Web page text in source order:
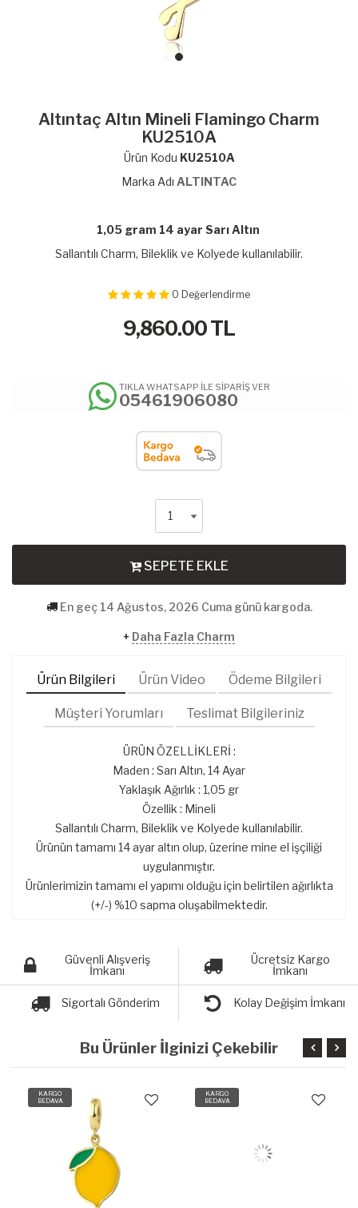
Altıntaç Altın Mineli Flamingo Charm
KU2510A
Ürün Kodu KU2510A
Marka Adı ALTINTAC
1,05 gram 14 ayar Sarı Altın
Sallantılı Charm, Bileklik ve Kolyede kullanılabilir.
0 Değerlendirme
9,860.00TL
TIKLA WHATSAPP İLE SİPARİŞ VER
05461906080
SEPETE EKLE
En geç 14 Ağustos, 2026 Cuma günü kargoda.
+ Daha Fazla Charm
Ürün Bilgileri Ürün Video Ödeme Bilgileri
Müşteri Yorumları Teslimat Bilgileriniz
ÜRÜN ÖZELLİKLERİ :
Maden : Sarı Altın, 14 Ayar
Yaklaşık Ağırlık : 1,05 gr
Özellik : Mineli
Sallantılı Charm, Bileklik ve Kolyede kullanılabilir.
Ürünün tamamı 14 ayar altın olup, üzerine mine el işçiliği
uygulanmıştır.
Ürünlerimizin tamamı el yapımı olduğu için belirtilen ağırlıkta
(+/-) %10 sapma oluşabilmektedir.
Güvenli Alışveriş
İmkanı
Ücretsiz Kargo
İmkanı
Sigortalı Gönderim Kolay Değişim İmkanı
Bu Ürünler İlginizi Çekebilir
KARGO
BEDAVA
KARGO
BEDAVA